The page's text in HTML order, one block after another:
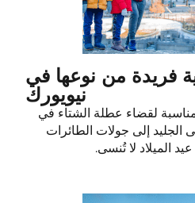
فريدة من نوعها في
نيويورك
لقضاء عطلة الشتاء في
الجليد إلى جولات الطائرات
الميلاد لا تُنسى.